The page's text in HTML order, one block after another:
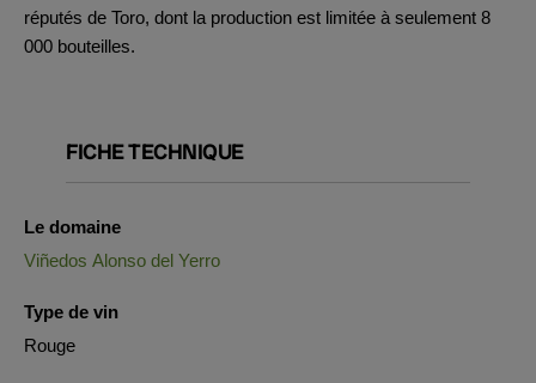
réputés de Toro, dont la production est limitée à seulement 8
000 bouteilles.
FICHE TECHNIQUE
Le domaine
Viñedos Alonso del Yerro
Type de vin
Rouge